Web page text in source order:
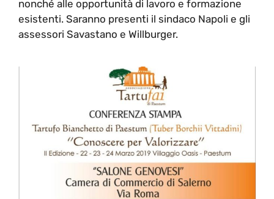
nonché alle opportunità di lavoro e formazione
esistenti. Saranno presenti il sindaco Napoli e gli
assessori Savastano e Willburger.